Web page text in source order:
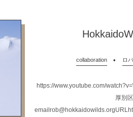
collaboration ロ
https://www.youtube.com/
厚別区